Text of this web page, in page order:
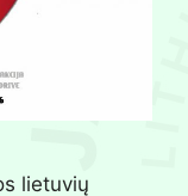
lietuvių